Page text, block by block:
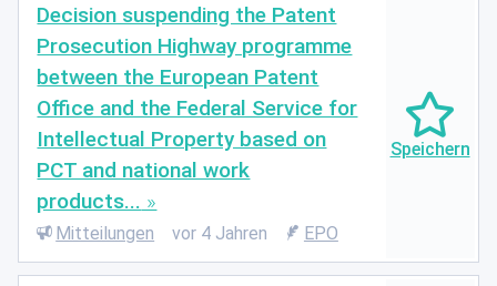
Decision suspending the Patent
Prosecution Highway programme
between the European Patent
Office and the Federal Service for
Intellectual Property based on
PCT and national work
products...
Mitteilungen vor 4 Jahren EPO